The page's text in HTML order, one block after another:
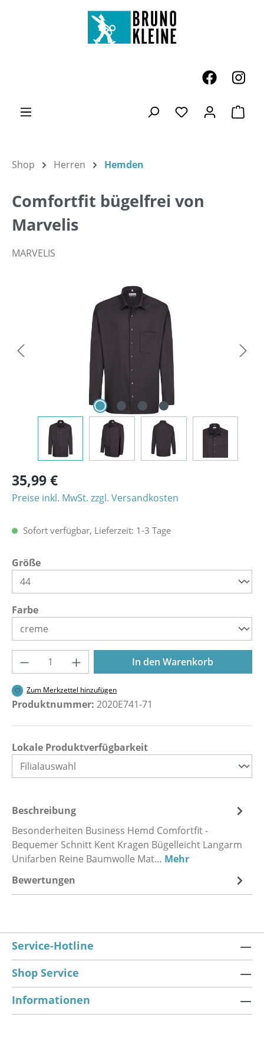
Zum Hauptinhalt springen
Du hast 0
Shop Herren Hemden
Comfortfit bügelfrei von
Marvelis
MARVELIS
Bildergalerie überspringen
35,99 €
Preise inkl. MwSt. zzgl. Versandkosten
Sofort verfügbar, Lieferzeit: 1-3 Tage
Größeauswählen
Farbeauswählen
Produkt Anzahl: Gib den gewünschten
In den Warenkorb
Zum Merkzettel hinzufügen
Produktnummer: 2020E741-71
Lokale Produktverfügbarkeit
Beschreibung
Besonderheiten Business Hemd Comfortfit -
Bequemer Schnitt Kent Kragen Bügelleicht Langarm
Unifarben Reine Baumwolle Mat… Mehr
Bewertungen
Service-Hotline
Shop Service
Informationen